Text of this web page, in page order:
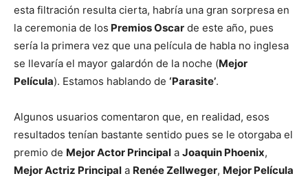
esta filtración resulta cierta, habría una gran sorpresa en
la ceremonia de los Premios Oscar de este año, pues
sería la primera vez que una película de habla no inglesa
se llevaría el mayor galardón de la noche (Mejor
Película). Estamos hablando de ‘Parasite’.
Algunos usuarios comentaron que, en realidad, esos
resultados tenían bastante sentido pues se le otorgaba el
premio de Mejor Actor Principal a Joaquin Phoenix,
Mejor Actriz Principal a Renée Zellweger, Mejor Película